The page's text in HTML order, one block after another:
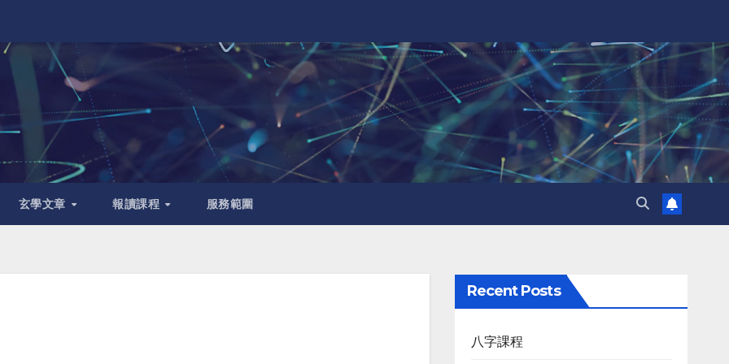
玄學文章 報讀課程 服務範圍
Recent Posts
八字課程